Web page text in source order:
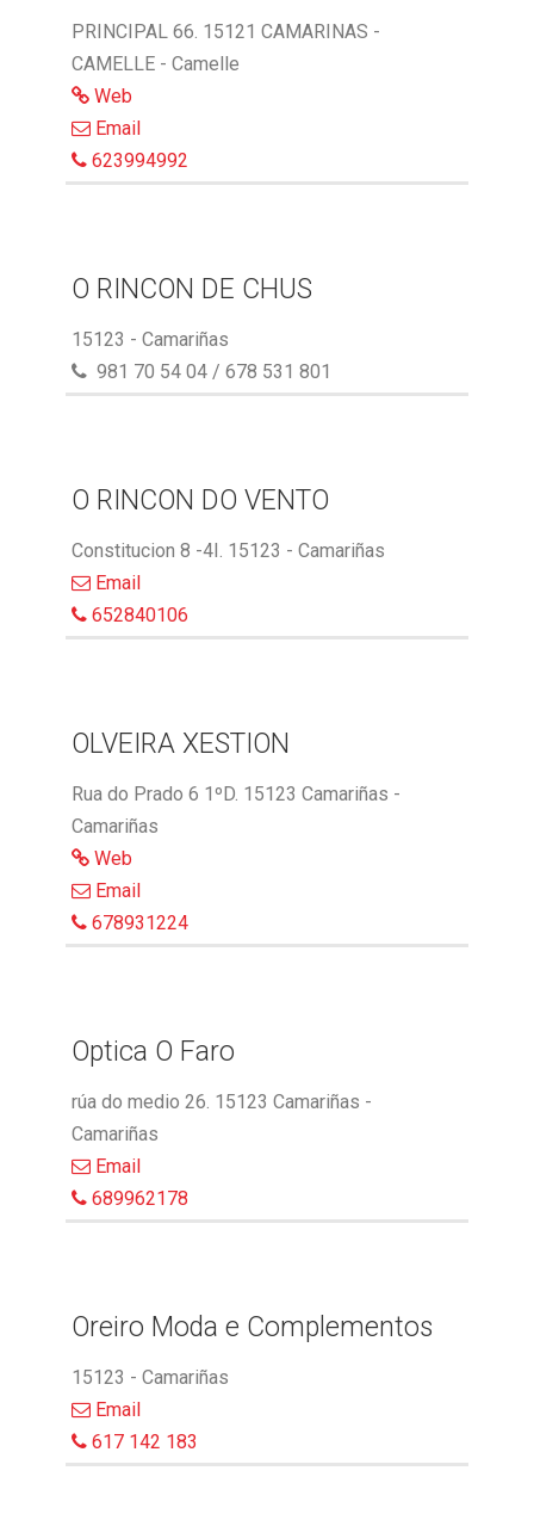
PRINCIPAL 66. 15121 CAMARINAS -
CAMELLE - Camelle
Web
Email
623994992
O RINCON DE CHUS
15123 - Camariñas
981 70 54 04 / 678 531 801
O RINCON DO VENTO
Constitucion 8 -4I. 15123 - Camariñas
Email
652840106
OLVEIRA XESTION
Rua do Prado 6 1ºD. 15123 Camariñas -
Camariñas
Web
Email
678931224
Optica O Faro
rúa do medio 26. 15123 Camariñas -
Camariñas
Email
689962178
Oreiro Moda e Complementos
15123 - Camariñas
Email
617 142 183